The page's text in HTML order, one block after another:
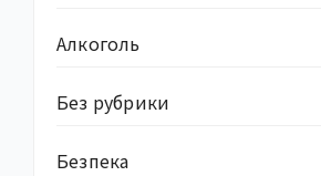
Алкоголь
Без рубрики
Безпека